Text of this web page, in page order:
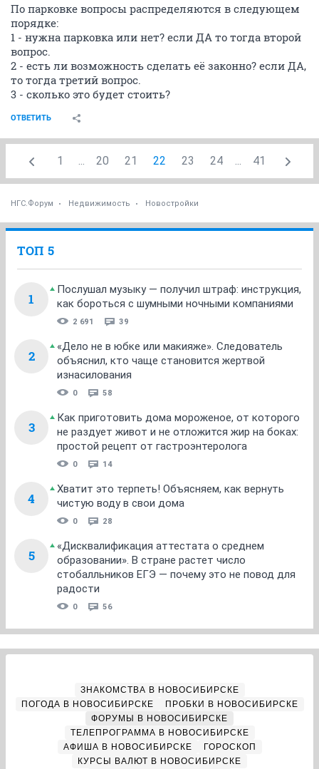
По парковке вопросы распределяются в следующем
порядке:
1 - нужна парковка или нет? если ДА то тогда второй
вопрос.
2 - есть ли возможность сделать её законно? если ДА,
то тогда третий вопрос.
3 - сколько это будет стоить?
ОТВЕТИТЬ
1 ... 20 21 22 23 24 ... 41
НГС.Форум Недвижимость Новостройки
ТОП 5
1
Послушал музыку — получил штраф: инструкция,
как бороться с шумными ночными компаниями
2 691 39
2
«Дело не в юбке или макияже». Следователь
объяснил, кто чаще становится жертвой
изнасилования
0 58
3
Как приготовить дома мороженое, от которого
не раздует живот и не отложится жир на боках:
простой рецепт от гастроэнтеролога
0 14
4
Хватит это терпеть! Объясняем, как вернуть
чистую воду в свои дома
0 28
5
«Дисквалификация аттестата о среднем
образовании». В стране растет число
стобалльников ЕГЭ — почему это не повод для
радости
0 56
ЗНАКОМСТВА В НОВОСИБИРСКЕ
ПОГОДА В НОВОСИБИРСКЕ
ПРОБКИ В НОВОСИБИРСКЕ
ФОРУМЫ В НОВОСИБИРСКЕ
ТЕЛЕПРОГРАММА В НОВОСИБИРСКЕ
АФИША В НОВОСИБИРСКЕ
ГОРОСКОП
КУРСЫ ВАЛЮТ В НОВОСИБИРСКЕ